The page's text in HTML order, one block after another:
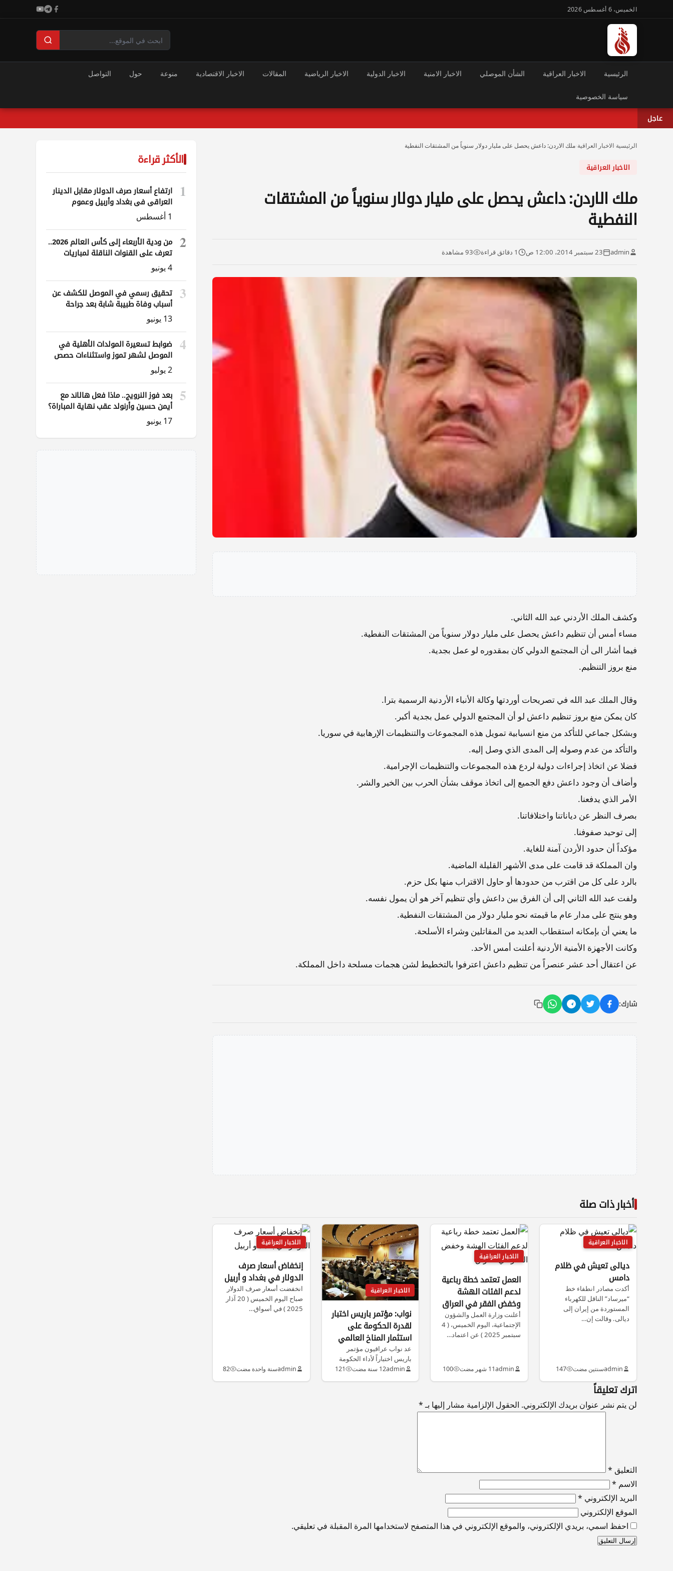
الخميس، 6 أغسطس 2026
الرئيسية الاخبار العراقية الشأن الموصلي الاخبار الامنية الاخبار الدولية الاخبار الرياضية المقالات الاخبار الاقتصادية منوعة حول التواصل
سياسة الخصوصية
عاجل
الرئيسية الاخبار العراقية ملك الاردن: داعش يحصل على مليار دولار سنوياً من المشتقات النفطية
الاخبار العراقية
ملك الاردن: داعش يحصل على مليار دولار سنوياً من المشتقات
النفطية
admin 23 سبتمبر 2014، 12:00 ص 1 دقائق قراءة 93 مشاهدة
وكشف الملك الأردني عبد الله الثاني.
مساء أمس أن تنظيم داعش يحصل على مليار دولار سنوياً من المشتقات النفطية.
فيما أشار الى أن المجتمع الدولي كان بمقدوره لو عمل بجدية.
منع بروز التنظيم.
وقال الملك عبد الله في تصريحات أوردتها وكالة الأنباء الأردنية الرسمية بترا.
كان يمكن منع بروز تنظيم داعش لو أن المجتمع الدولي عمل بجدية أكبر.
وبشكل جماعي للتأكد من منع انسيابية تمويل هذه المجموعات والتنظيمات الإرهابية في سوريا.
والتأكد من عدم وصوله إلى المدى الذي وصل إليه.
فضلا عن اتخاذ إجراءات دولية لردع هذه المجموعات والتنظيمات الإجرامية.
وأضاف أن وجود داعش دفع الجميع إلى اتخاذ موقف بشأن الحرب بين الخير والشر.
الأمر الذي يدفعنا.
بصرف النظر عن دياناتنا واختلافاتنا.
إلى توحيد صفوفنا.
مؤكداً أن حدود الأردن آمنة للغاية.
وان المملكة قد قامت على مدى الأشهر القليلة الماضية.
بالرد على كل من اقترب من حدودها أو حاول الاقتراب منها بكل حزم.
ولفت عبد الله الثاني إلى أن الفرق بين داعش وأي تنظيم آخر هو أن يمول نفسه.
وهو ينتج على مدار عام ما قيمته نحو مليار دولار من المشتقات النفطية.
ما يعني أن بإمكانه استقطاب العديد من المقاتلين وشراء الأسلحة.
وكانت الأجهزة الأمنية الأردنية أعلنت أمس الأحد.
عن اعتقال أحد عشر عنصراً من تنظيم داعش اعترفوا بالتخطيط لشن هجمات مسلحة داخل المملكة.
شارك:
أخبار ذات صلة
الاخبار العراقية
ديالى تعيش في ظلام
دامس
أكدت مصادر انطفاء خط
“ميرساد” الناقل للكهرباء
المستوردة من إيران إلى
ديالى. وقالت إن…
adminسنتين مضت 147
الاخبار العراقية
العمل تعتمد خطة رباعية
لدعم الفئات الهشة
وخفض الفقر في العراق
أعلنت وزارة العمل والشؤون
الإجتماعية، اليوم الخميس، ( 4
سبتمبر 2025 ) عن اعتماد…
admin11 شهر مضت 100
الاخبار العراقية
نواب: مؤتمر باريس اختبار
لقدرة الحكومة على
استثمار المناخ العالمي
المساند للقضاء على
داعش
عد نواب عراقيون مؤتمر
باريس اختباراً لأداء الحكومة
العراقية الجديدة. ولمدى قدرتها
admin12 سنة مضت 121
الاخبار العراقية
إنخفاض أسعار صرف
الدولار في بغداد و أربيل
انخفضت أسعار صرف الدولار
صباح اليوم الخميس ( 20 آذار
2025 ) في أسواق…
adminسنة واحدة مضت 82
اترك تعليقاً
لن يتم نشر عنوان بريدك الإلكتروني. الحقول الإلزامية مشار إليها بـ*
التعليق *
الاسم *
البريد الإلكتروني *
الموقع الإلكتروني
احفظ اسمي، بريدي الإلكتروني، والموقع الإلكتروني في هذا المتصفح لاستخدامها المرة المقبلة في تعليقي.
الأكثر قراءة
1
ارتفاع أسعار صرف الدولار مقابل الدينار
العراقي في بغداد وأربيل وعموم
المحافظات
1 أغسطس
2
من ودية الأربعاء إلى كأس العالم 2026..
تعرف على القنوات الناقلة لمباريات
العراق
4 يونيو
3
تحقيق رسمي في الموصل للكشف عن
أسباب وفاة طبيبة شابة بعد جراحة
ناظورية
13 يونيو
4
ضوابط تسعيرة المولدات الأهلية في
الموصل لشهر تموز واستثناءات حصص
الوقود
2 يوليو
5
بعد فوز النرويج.. ماذا فعل هالاند مع
أيمن حسين وأرنولد عقب نهاية المباراة؟
17 يونيو